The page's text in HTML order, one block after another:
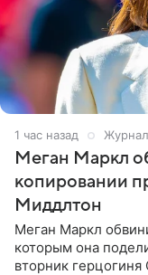
1 час назад
Меган Маркл
копировании
Миддлтон
Меган Маркл
которым она
вторник